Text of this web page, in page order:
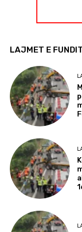
LAJMET E